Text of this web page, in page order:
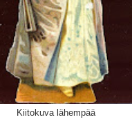
Kiitokuva lähempää